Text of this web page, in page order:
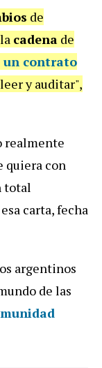
de
cadena de
un contrato
y auditar",
realmente
quiera con
total
carta, fecha
argentinos
de las